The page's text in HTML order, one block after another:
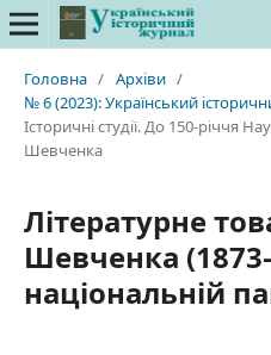
Головна / Архіви /
№ 6 (2023): Український
Історичні студії. До 150-річчя
Шевченка
Літературне
Шевченка
національній